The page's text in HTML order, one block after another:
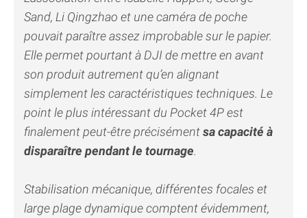
Sand, Li Qingzhao et une caméra de poche
pouvait paraître assez improbable sur le papier.
Elle permet pourtant à DJI de mettre en avant
son produit autrement qu’en alignant
simplement les caractéristiques techniques. Le
point le plus intéressant du Pocket 4P est
finalement peut-être précisémentsa capacité à
disparaître pendant le tournage.
Stabilisation mécanique, différentes focales et
large plage dynamique comptent évidemment,